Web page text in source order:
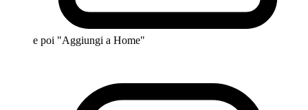
e poi "Aggiungi a Home"